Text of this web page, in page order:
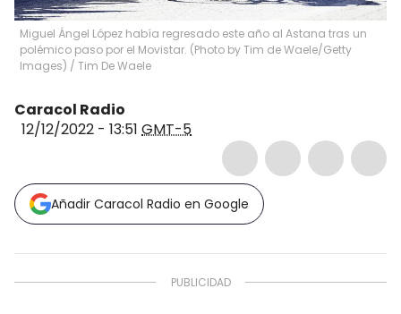
Miguel Ángel López había regresado este año al Astana tras un
polémico paso por el Movistar. (Photo by Tim de Waele/Getty
Images) / Tim De Waele
Caracol Radio
12/12/2022 - 13:51 GMT-5
Añadir Caracol Radio en Google